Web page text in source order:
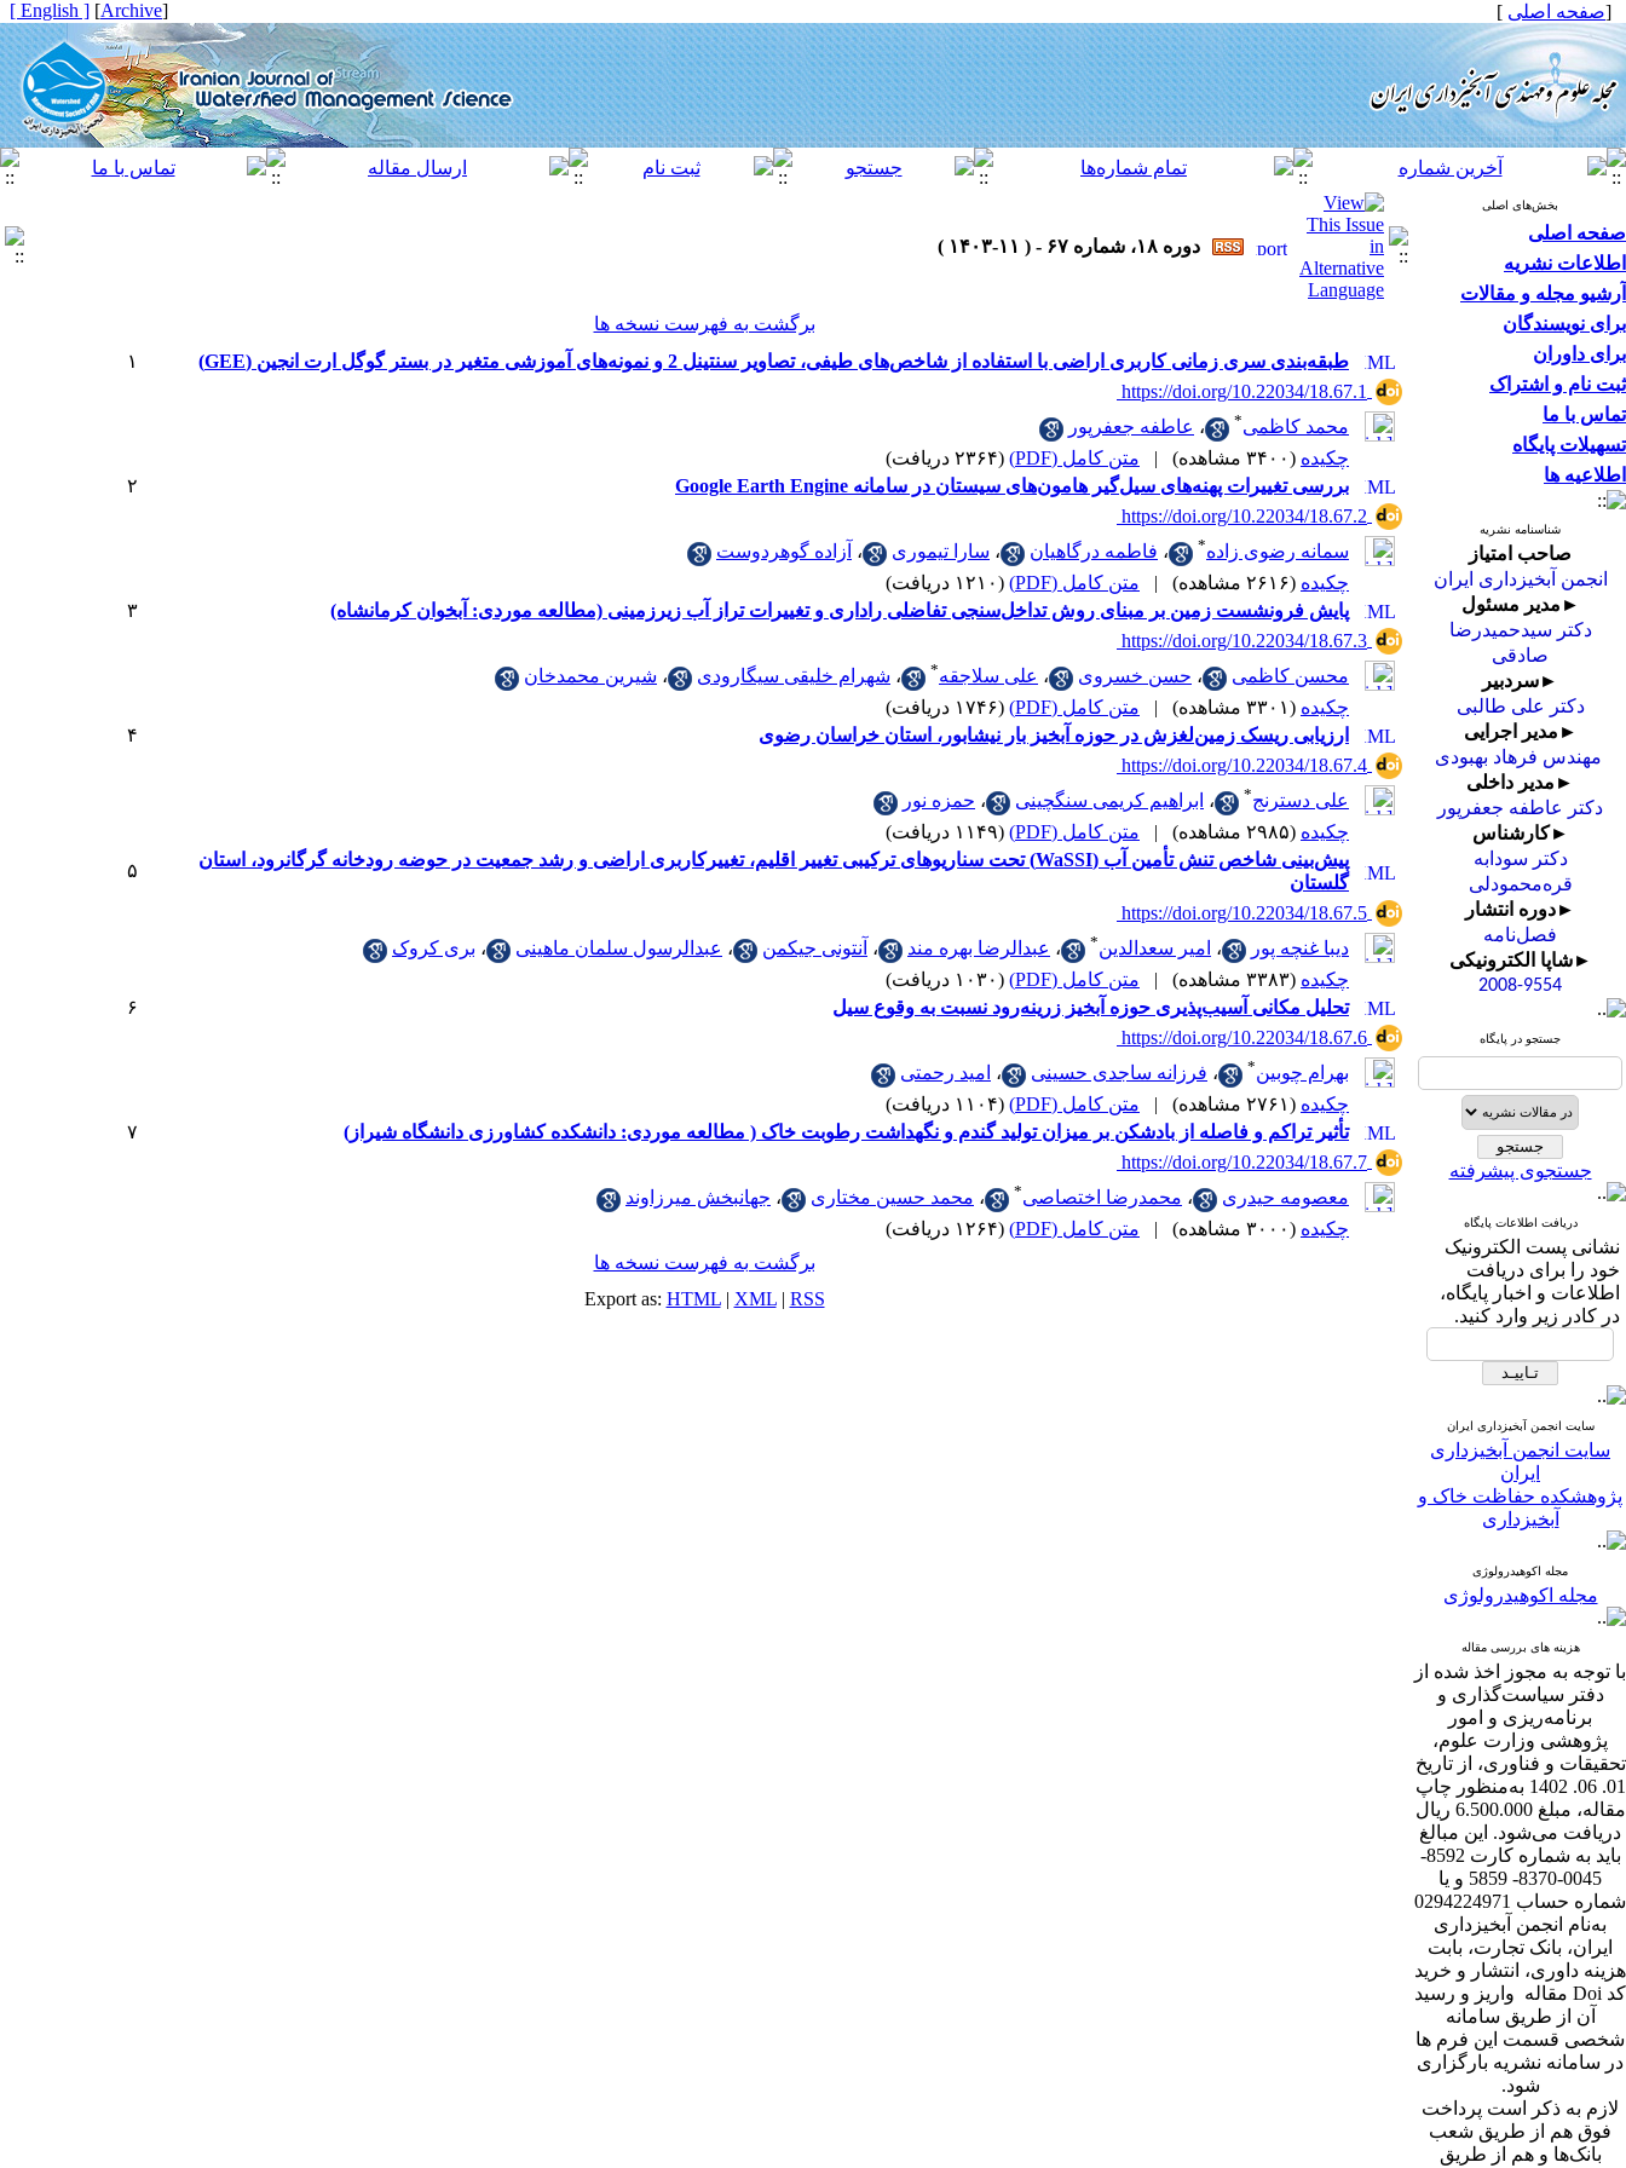
[صفحه اصلی ]
[
Archive
]
[ English ]
بخش‌های اصلی
صفحه اصلی
اطلاعات نشریه
آرشیو مجله و مقالات
برای نویسندگان
برای داوران
ثبت نام و اشتراک
تماس با ما
تسهیلات پایگاه
اطلاعیه ها
شناسنامه نشریه
صاحب امتیاز
انجمن آبخیزداری ایران
►مدیر مسئول
دکتر سیدحمیدرضا
صادقی
►سردبیر
دکتر علی طالبی
►مدیر اجرایی
مهندس فرهاد بهبودی
►مدیر داخلی
دکتر عاطفه جعفرپور
►کارشناس
دکتر سودابه
قره‌محمودلی
►دوره انتشار
فصل‌نامه
►شاپا الکترونیکی
2008-9554
جستجو در پایگاه
جستجوی پیشرفته
دریافت اطلاعات پایگاه
نشانی پست الکترونیک
خود را برای دریافت
اطلاعات و اخبار پایگاه،
در کادر زیر وارد کنید.
سایت انجمن آبخیزداری ایران
سایت انجمن آبخیزداری
ایران
پژوهشکده حفاظت خاک و
آبخیزداری
مجله اکوهیدرولوژی
مجله اکوهیدرولوژی
هزینه های بررسی مقاله
با توجه به مجوز اخذ شده از
دفتر سیاست‌گذاری و
برنامه‌ریزی و امور
پژوهشی وزارت علوم،
تحقیقات و فناوری، از تاریخ
01. 06. 1402 به‌منظور چاپ
مقاله، مبلغ 6.500.000 ریال
دریافت می‌شود. این مبالغ
باید به شماره کارت 8592-
0045-8370- 5859 و یا
شماره حساب 0294224971
به‌نام انجمن آبخیزداری
ایران، بانک تجارت، بابت
هزینه داوری، انتشار و خرید
کد Doi مقاله واریز و رسید
آن از طریق سامانه
شخصی قسمت این فرم ها
در سامانه نشریه بارگزاری
شود.
لازم به ذکر است پرداخت
فوق هم از طریق شعب
بانک‌‌ها و هم از طریق
دوره ۱۸، شماره ۶۷ - ( ۱۱-۱۴۰۳ )
برگشت به فهرست نسخه ها
طبقه‌بندی سری زمانی کاربری اراضی با استفاده از شاخص‌های طیفی، تصاویر سنتینل 2 و نمونه‌های آموزشی متغیر در بستر گوگل ارت انجین (GEE)
۱
‎ https://doi.org/10.22034/18.67.1
محمد کاظمی* ، عاطفه جعفرپور
چکیده (۳۴۰۰ مشاهده) | متن کامل (PDF)
(۲۳۶۴ دریافت)
بررسی تغییرات پهنه‌های سیل‌‌گیر هامون‌های سیستان در سامانه Google Earth Engine
۲
‎ https://doi.org/10.22034/18.67.2
سمانه رضوی زاده* ، فاطمه درگاهیان ، سارا تیموری ، آزاده گوهردوست
چکیده (۲۶۱۶ مشاهده) | متن کامل (PDF)
(۱۲۱۰ دریافت)
پایش فرونشست زمین بر مبنای روش تداخل‌سنجی تفاضلی راداری و تغییرات تراز آب زیرزمینی (مطالعه موردی: آبخوان کرمانشاه)
۳
‎ https://doi.org/10.22034/18.67.3
محسن کاظمی
، حسن خسروی ، علی سلاجقه* ، شهرام خلیقی سیگارودی ، شیرین محمدخان
چکیده (۳۳۰۱ مشاهده) | متن کامل (PDF)
(۱۷۴۶ دریافت)
ارزیابی ریسک زمین‌لغزش در حوزه آبخیز بار نیشابور، استان خراسان رضوی
۴
‎ https://doi.org/10.22034/18.67.4
علی دسترنج* ، ابراهیم کریمی سنگچینی ، حمزه نور
چکیده (۲۹۸۵ مشاهده) | متن کامل (PDF)
(۱۱۴۹ دریافت)
پیش‌بینی شاخص تنش تأمین آب (WaSSI) تحت سناریوهای ترکیبی تغییر اقلیم، تغییرکاربری اراضی و رشد جمعیت در حوضه رودخانه گرگانرود، استان
گلستان
۵
‎ https://doi.org/10.22034/18.67.5
دیبا غنچه پور
، امیر سعدالدین* ، عبدالرضا بهره مند ، آنتونی جیکمن ، عبدالرسول سلمان ماهینی ، بری کروک
چکیده (۳۳۸۳ مشاهده) | متن کامل (PDF)
(۱۰۳۰ دریافت)
تحلیل مکانی آسیب‌پذیری حوزه آبخیز زرینه‌رود نسبت به وقوع سیل
۶
‎ https://doi.org/10.22034/18.67.6
بهرام چوبین* ، فرزانه ساجدی حسینی ، امید رحمتی
چکیده (۲۷۶۱ مشاهده) | متن کامل (PDF)
(۱۱۰۴ دریافت)
تأثیر تراکم و فاصله از بادشکن بر میزان تولید گندم و نگهداشت رطوبت خاک ( مطالعه موردی: دانشکده کشاورزی دانشگاه شیراز)
۷
‎ https://doi.org/10.22034/18.67.7
معصومه حیدری
، محمدرضا اختصاصی* ، محمد حسین مختاری ، جهانبخش میرزاوند
چکیده (۳۰۰۰ مشاهده) | متن کامل (PDF)
(۱۲۶۴ دریافت)
برگشت به فهرست نسخه ها
Export as: HTML| XML| RSS